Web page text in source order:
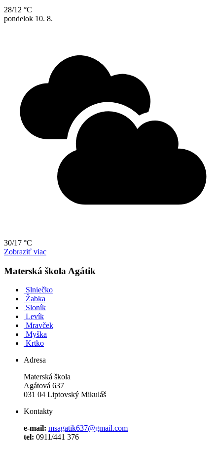
28/12 °C
pondelok 10. 8.
30/17 °C
Zobraziť viac
Materská škola Agátik
Slniečko
Žabka
Sloník
Levík
Mravček
Myška
Krtko
Adresa
Materská škola
Agátová 637
031 04 Liptovský Mikuláš
Kontakty
e-mail: msagatik637@gmail.com
tel: 0911/441 376